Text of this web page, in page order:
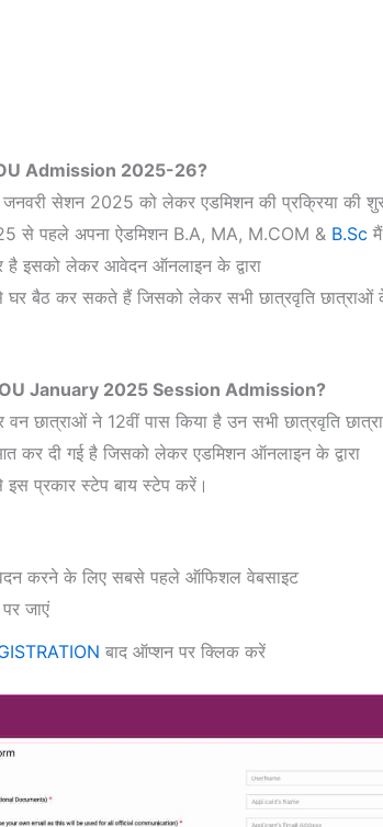
Admission 2025-26?
मैं जनवरी सेशन 2025 को लेकर एडमिशन की प्रक्रिया की
से पहले अपना ऐडमिशन B.A, MA, M.COM & B.Sc
है इसको लेकर आवेदन ऑनलाइन के द्वारा
घर बैठ कर सकते हैं जिसको लेकर सभी छात्रवृति
January 2025 Session Admission?
वन छात्राओं ने 12वीं पास किया है उन सभी छात्रवृति
दी गई है जिसको लेकर एडमिशन ऑनलाइन के द्वारा
इस प्रकार स्टेप बाय स्टेप करें।
करने के लिए सबसे पहले ऑफिशल वेबसाइट
पर जाएं
बाद ऑप्शन पर क्लिक करें